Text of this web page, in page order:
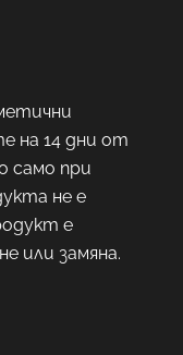
на 14 дни от
само при
не е
е
или замяна.